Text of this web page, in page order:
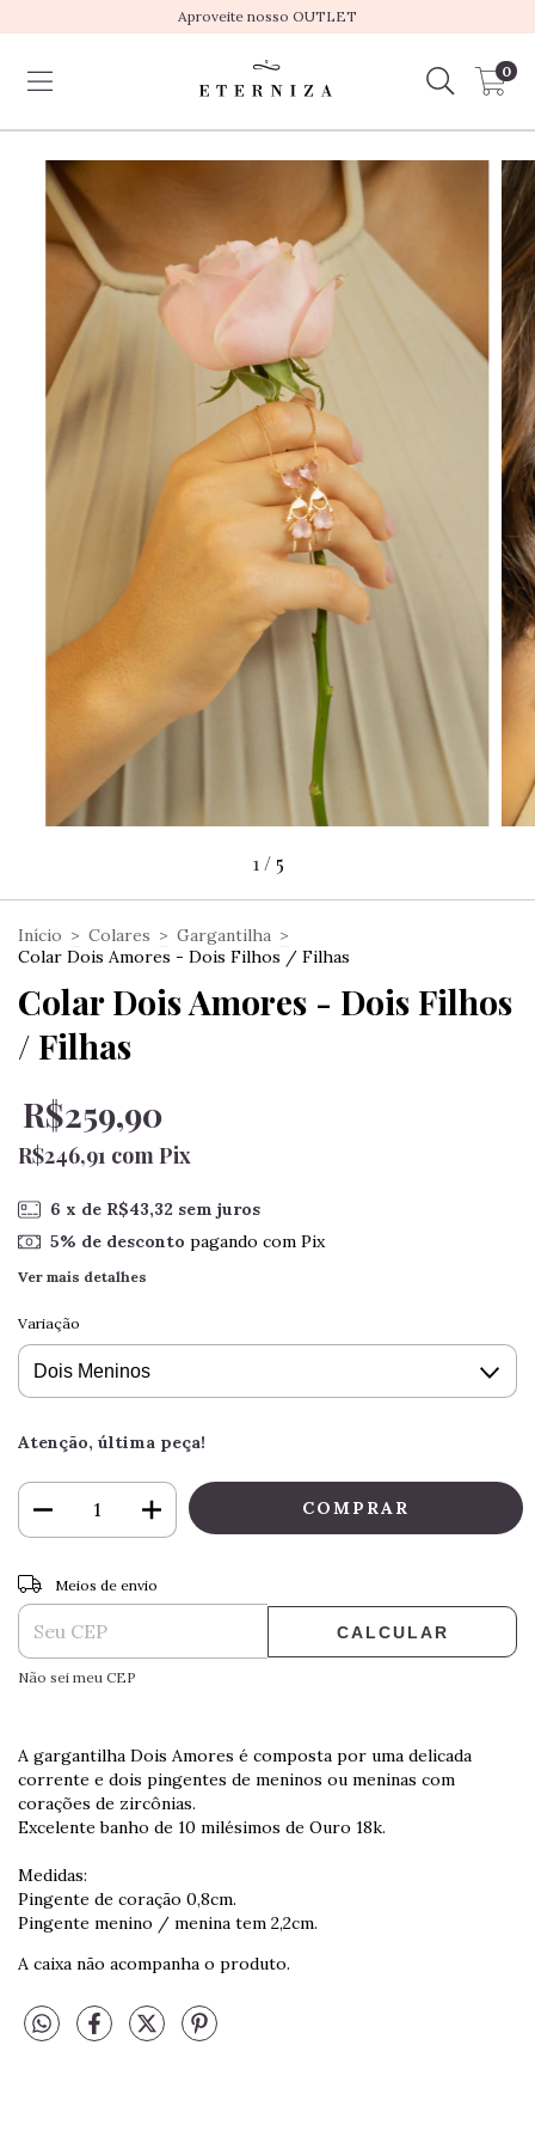
Aproveite nosso OUTLET
0
1/ 5
Início > Colares > Gargantilha >
Colar Dois Amores - Dois Filhos / Filhas
Colar Dois Amores - Dois Filhos
/ Filhas
R$259,90
R$246,91 comPix
6 x de R$43,32 sem juros
5% de desconto pagando com Pix
Ver mais detalhes
Variação
Atenção, última peça!
Entregas para o CEP:
Meios de envio
CALCULAR
Não sei meu CEP
A gargantilha Dois Amores é composta por uma delicada
corrente e dois pingentes de meninos ou meninas com
corações de zircônias.
Excelente banho de 10 milésimos de Ouro 18k.
Medidas:
Pingente de coração 0,8cm.
Pingente menino / menina tem 2,2cm.
A caixa não acompanha o produto.